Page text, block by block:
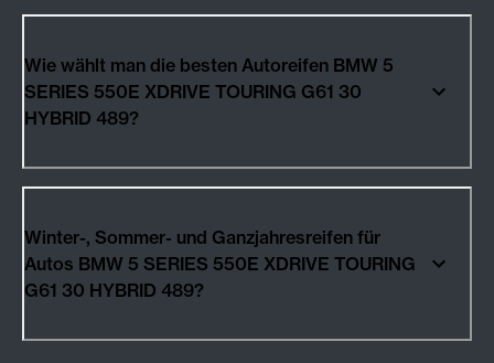
Wie wählt man die besten Autoreifen BMW 5
SERIES 550E XDRIVE TOURING G61 30
HYBRID 489?
Winter-, Sommer- und Ganzjahresreifen für
Autos BMW 5 SERIES 550E XDRIVE TOURING
G61 30 HYBRID 489?